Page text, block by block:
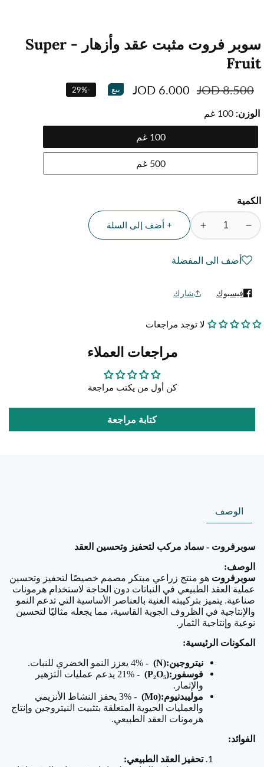
سوبر فروت مثبت عقد وأزهار - Super
Fruit
السعر
8.500 JOD
سعر
6.000 JOD بيع -
29%
الوزن: 100 غم
100 غم
500 غم
الكمية
لمنتج
مثبت
وأزهار
زيادة
لمنتج
مثبت
وأزهار
+ أضف إلى السلة
أضف الى المفضلة
فيسبوك شارك
لا توجد مراجعات
مراجعات العملاء
كن أول من يكتب مراجعة
كتابة مراجعة
الوصف
سوبرفروت - سماد مركب لتحفيز وتحسين العقد
الوصف:
سوبرفروت هو منتج زراعي مبتكر مصمم خصيصًا لتحفيز وتحسين
عملية العقد الطبيعي في النباتات دون الحاجة لاستخدام هرمونات
صناعية. يتميز بتركيبته الغنية بالعناصر الأساسية التي تدعم النمو
والإنتاجية في الظروف الجوية القاسية، مما يجعله مثاليًا لتحسين
نوعية وإنتاجية الثمار .
المكونات الرئيسية:
نيتروجين(N):
4% - يعزز النمو الخضري للنبات.
فوسفور (P₂O₅):
21% - يدعم عمليات التزهير
والإثمار .
موليبدنيوم(Mo):
3% - يحفز النشاط الأنزيمي
والعمليات الحيوية المتعلقة بتثبيت النيتروجين وإنتاج
هرمونات العقد الطبيعي.
الفوائد:
تحفيز العقد الطبيعي: